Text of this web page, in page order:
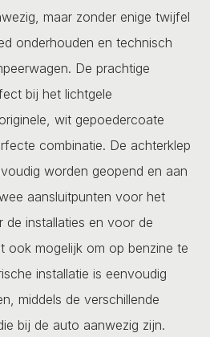
maar zonder enige twijfel
onderhouden en technisch
De prachtige
bij het lichtgele
wit gepoedercoate
combinatie. De achterklep
worden geopend en aan
aansluitpunten voor het
installaties en voor de
ook mogelijk om op benzine te
installatie is eenvoudig
middels de verschillende
bij de auto aanwezig zijn.